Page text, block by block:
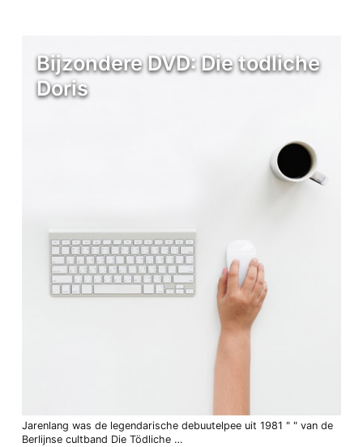
Bijzondere DVD: Die todliche
Doris
Jarenlang was de legendarische debuutelpee uit 1981 " " van de
Berlijnse cultband Die Tödliche …